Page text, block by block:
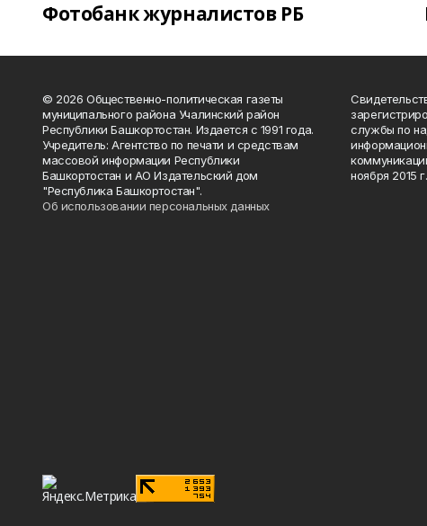
Фотобанк журналистов РБ
© 2026 Общественно-политическая газеты
муниципального района Учалинский район
Республики Башкортостан. Издается с 1991 года.
Учредитель: Агентство по печати и средствам
массовой информации Республики
Башкортостан и АО Издательский дом
"Республика Башкортостан".
Об использовании персональных данных
службы по
ноября 2015 г.